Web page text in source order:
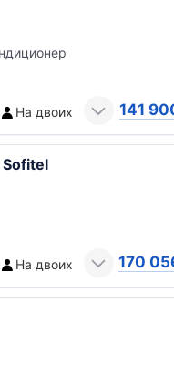
На двоих 141
Sofitel
На двоих 170